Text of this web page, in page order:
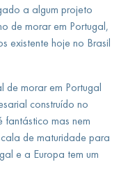
a algum projeto
de morar em Portugal,
existente hoje no Brasil
de morar em Portugal
construído no
fantástico mas nem
de maturidade para
e a Europa tem um